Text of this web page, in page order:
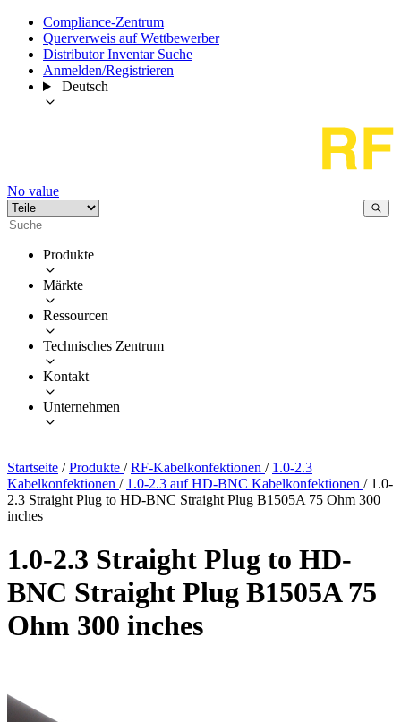
Compliance-Zentrum
Querverweis auf Wettbewerber
Distributor Inventar Suche
Anmelden/Registrieren
Deutsch
No value
Produkte
Märkte
Ressourcen
Technisches Zentrum
Kontakt
Unternehmen
Startseite / Produkte / RF-Kabelkonfektionen / 1.0-2.3
Kabelkonfektionen / 1.0-2.3 auf HD-BNC Kabelkonfektionen / 1.0-
2.3 Straight Plug to HD-BNC Straight Plug B1505A 75 Ohm 300
inches
1.0-2.3 Straight Plug to HD-
BNC Straight Plug B1505A 75
Ohm 300 inches